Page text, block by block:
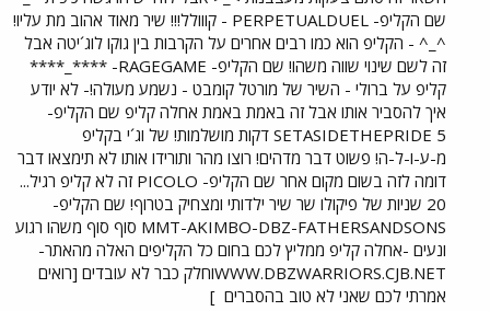
שם הקליפ- PERPETUALDUEL - קווולל!!! שיר מאוד אהוב מת עליו!
^_^ - הקליפ הוא כמו רבים אחרים על הקרבות בין גוקו לוג´יטה אבל
זה לשם שינוי שווה משהו! שם הקליפ- RAGEGAME- ****_****
קליפ על ברולי - השיר של מורטל קומבט - נשמע מעולה!- לא יודע
איך להסביר אותו אבל זה באמת באמת אחלה קליפ שם הקליפ-
SETASIDETHEPRIDE 5 דקות מושלמות! של וג´י בקליפ
מ-ע-ו-ל-ה! פשוט דבר מדהים! רוצו מהר ותורידו אותו לא תימצאו דבר
דומה לזה בשום מקום אחר שם הקליפ- PICOLO זה לא קליפ רגיל...
20 שניות של פיקולו שר שיר ילדותי ומצחיק בטרוף! שם הקליפ-
MMT-AKIMBO-DBZ-FATHERSANDSONS סוף סוף משהו רגוע
ונעים -אחלה קליפ ממליץ לכם בחום כל הקליפים האלה מהאתר-
WWW.DBZWARRIORS.CJB.NETוחלק כבר לא עובדים [רואים
אמרתי לכם שאני לא טוב בהסברים ]